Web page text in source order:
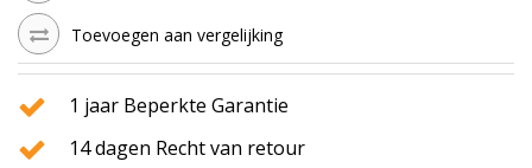
Toevoegen aan vergelijking
1 jaar Beperkte Garantie
14 dagen Recht van retour